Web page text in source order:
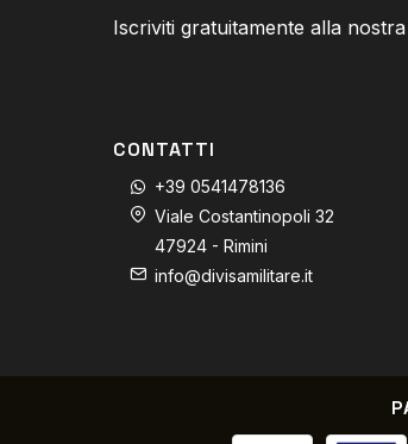
Iscriviti gratuitamente alla
CONTATTI
+39 0541478136
Viale Costantinopoli 32
47924 - Rimini
info@divisamilitare.it